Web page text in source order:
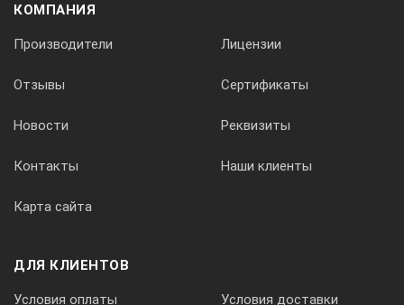
КОМПАНИЯ
Производители Лицензии
Отзывы Сертификаты
Новости Реквизиты
Контакты Наши клиенты
Карта сайта
ДЛЯ КЛИЕНТОВ
Условия оплаты Условия доставки